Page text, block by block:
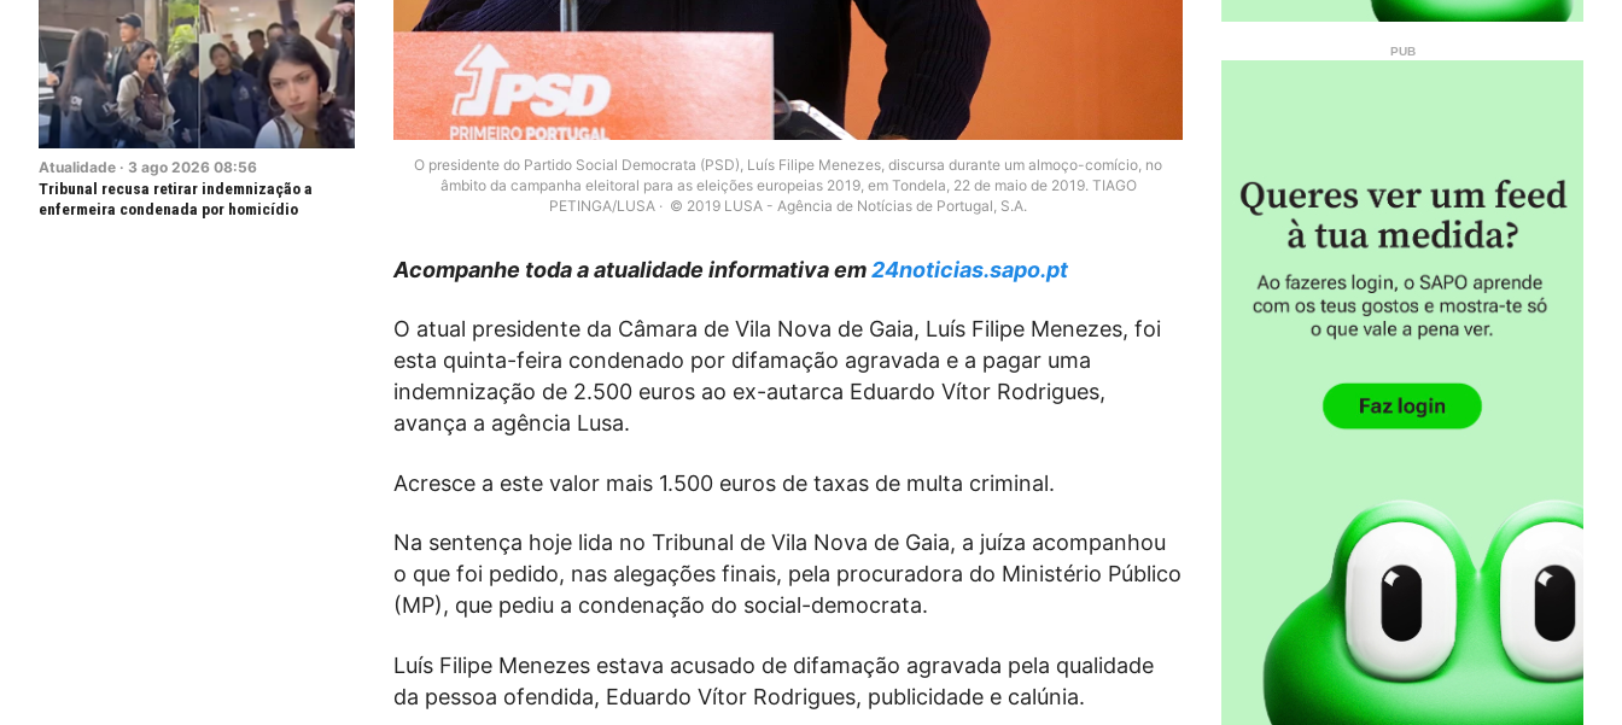
Atualidade · 3 ago 2026 08:56
Tribunal recusa retirar indemnização a
enfermeira condenada por homicídio
O presidente do Partido Social Democrata (PSD), Luís Filipe Menezes, discursa durante um almoço-comício, no
âmbito da campanha eleitoral para as eleições europeias 2019, em Tondela, 22 de maio de 2019. TIAGO
PETINGA/LUSA
© 2019 LUSA - Agência de Notícias de Portugal, S.A.
Acompanhe toda a atualidade informativa em24noticias.sapo.pt
O atual presidente da Câmara de Vila Nova de Gaia, Luís Filipe Menezes, foi
esta quinta-feira condenado por difamação agravada e a pagar uma
indemnização de 2.500 euros ao ex-autarca Eduardo Vítor Rodrigues,
avança a agência Lusa.
Acresce a este valor mais 1.500 euros de taxas de multa criminal.
Na sentença hoje lida no Tribunal de Vila Nova de Gaia, a juíza acompanhou
o que foi pedido, nas alegações finais, pela procuradora do Ministério Público
(MP), que pediu a condenação do social-democrata.
Luís Filipe Menezes estava acusado de difamação agravada pela qualidade
da pessoa ofendida, Eduardo Vítor Rodrigues, publicidade e calúnia.